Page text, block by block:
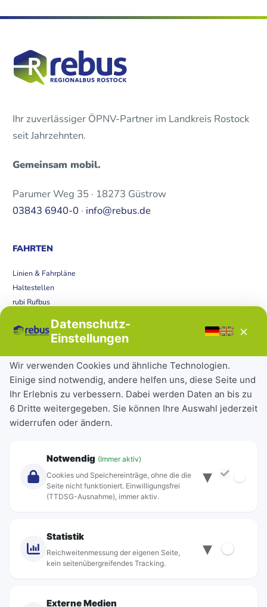
Ihr zuverlässiger ÖPNV-Partner im Landkreis Rostock
seit Jahrzehnten.
Gemeinsam mobil.
Parumer Weg 35 · 18273 Güstrow
03843 6940-0 · info@rebus.de
FAHRTEN
Linien & Fahrpläne
Haltestellen
rubi Rufbus
Störungen
Tickets & Tarife
Deutschlandticket
Schülerkarte
Einzeltickets
Abonnements
Über Rebus
Standorte
Datenschutz-
Einstellungen
×
Wir verwenden Cookies und ähnliche Technologien.
Einige sind notwendig, andere helfen uns, diese Seite und
Ihr Erlebnis zu verbessern. Dabei werden Daten an bis zu
6 Dritte weitergegeben. Sie können Ihre Auswahl jederzeit
widerrufen oder ändern.
Notwendig (Immer aktiv)
Cookies und Speichereinträge, ohne die die
Seite nicht funktioniert. Einwilligungsfrei
(TTDSG-Ausnahme), immer aktiv.
▾
Statistik
Reichweitenmessung der eigenen Seite,
kein seitenübergreifendes Tracking.
▾
Externe Medien